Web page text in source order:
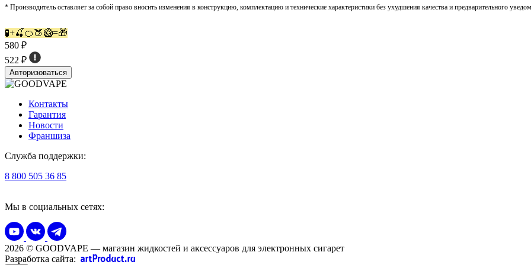
* Производитель оставляет за собой право вносить изменения в конструкцию, комплектацию и технические характеристики без ухудшения качества и предварительного
🧪+🍒🍊🍑🥝=🎁
580 ₽
522 ₽
Авторизоваться
Контакты
Гарантия
Новости
Франшиза
Служба поддержки:
8 800 505 36 85
Мы в социальных сетях:
2026 © GOODVAPE — магазин жидкостей и аксессуаров для электронных сигарет
Разработка сайта: